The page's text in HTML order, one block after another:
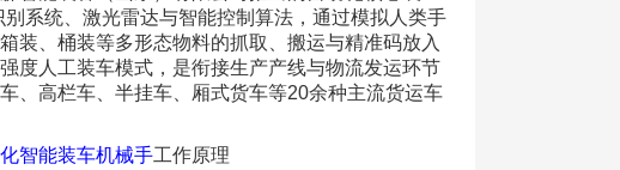
系统、激光雷达与智能控制算法，通过模拟人类手
装、桶装等多形态物料的抓取、搬运与精准码放入
度人工装车模式，是衔接生产产线与物流发运环节
、高栏车、半挂车、厢式货车等20余种主流货运车
智能装车机械手工作原理